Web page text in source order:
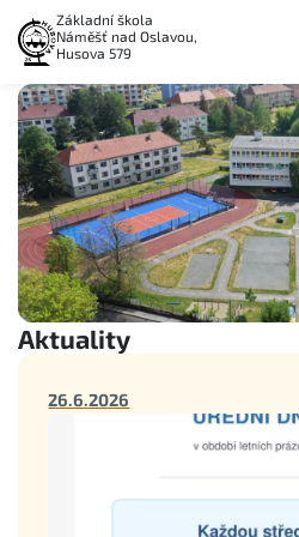
Základní škola
Náměšť nad Oslavou,
Husova 579
Aktuality
26.6.2026